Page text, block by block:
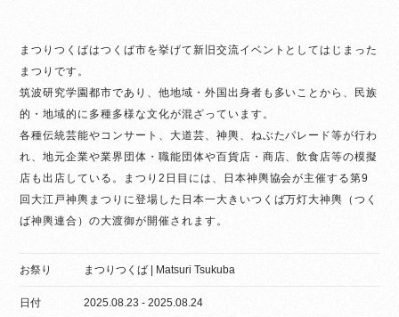
まつりつくばはつくば市を挙げて新旧交流イベントとしてはじまった
まつりです。
筑波研究学園都市であり、他地域・外国出身者も多いことから、民族
的・地域的に多種多様な文化が混ざっています。
各種伝統芸能やコンサート、大道芸、神輿、ねぶたパレード等が行わ
れ、地元企業や業界団体・職能団体や百貨店・商店、飲食店等の模擬
店も出店している。まつり2日目には、日本神輿協会が主催する第9
回大江戸神輿まつりに登場した日本一大きいつくば万灯大神輿（つく
ば神輿連合）の大渡御が開催されます。
お祭り まつりつくば | Matsuri Tsukuba
日付 2025.08.23 - 2025.08.24